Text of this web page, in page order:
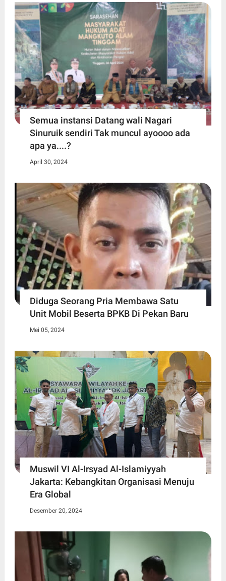
Semua instansi Datang wali Nagari
Sinuruik sendiri Tak muncul ayoooo ada
apa ya....?
April 30, 2024
Diduga Seorang Pria Membawa Satu
Unit Mobil Beserta BPKB Di Pekan Baru
Mei 05, 2024
Muswil VI Al-Irsyad Al-Islamiyyah
Jakarta: Kebangkitan Organisasi Menuju
Era Global
Desember 20, 2024